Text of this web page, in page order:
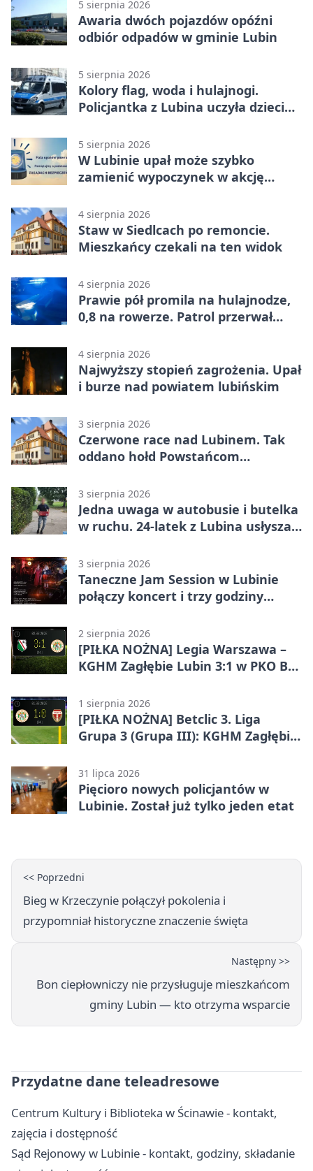
5 sierpnia 2026
Awaria dwóch pojazdów opóźni
odbiór odpadów w gminie Lubin
5 sierpnia 2026
Kolory flag, woda i hulajnogi.
Policjantka z Lubina uczyła dzieci
5 sierpnia 2026
W Lubinie upał może szybko
zamienić wypoczynek w akcję
4 sierpnia 2026
Staw w Siedlcach po remoncie.
Mieszkańcy czekali na ten widok
4 sierpnia 2026
Prawie pół promila na hulajnodze,
0,8 na rowerze. Patrol przerwał
4 sierpnia 2026
Najwyższy stopień zagrożenia. Upał
i burze nad powiatem lubińskim
3 sierpnia 2026
Czerwone race nad Lubinem. Tak
oddano hołd Powstańcom
3 sierpnia 2026
Jedna uwaga w autobusie i butelka
w ruchu. 24-latek z Lubina usłyszał
3 sierpnia 2026
Taneczne Jam Session w Lubinie
połączy koncert i trzy godziny
2 sierpnia 2026
[PIŁKA NOŻNA] Legia Warszawa –
KGHM Zagłębie Lubin 3:1 w PKO BP
trzymali wynik, ale wracają bez
punktów
1 sierpnia 2026
[PIŁKA NOŻNA] Betclic 3. Liga
Grupa 3 (Grupa III): KGHM Zagłębie
31 lipca 2026
Pięcioro nowych policjantów w
Lubinie. Został już tylko jeden etat
<< Poprzedni
Bieg w Krzeczynie połączył pokolenia i
przypomniał historyczne znaczenie święta
Następny >>
Bon ciepłowniczy nie przysługuje mieszkańcom
gminy Lubin — kto otrzyma wsparcie
Przydatne dane teleadresowe
Centrum Kultury i Biblioteka w Ścinawie - kontakt,
zajęcia i dostępność
Sąd Rejonowy w Lubinie - kontakt, godziny, składanie